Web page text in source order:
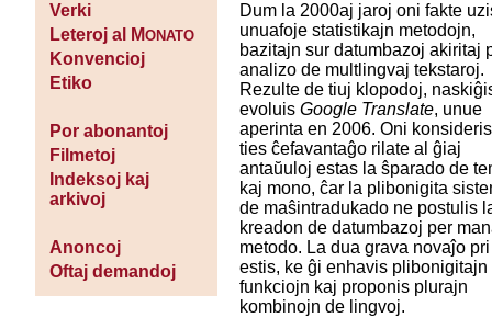
Verki
Leteroj al MONATO
Konvencioj
Etiko
Por abonantoj
Filmetoj
Indeksoj kaj
arkivoj
Anoncoj
Oftaj demandoj
Dum la 2000aj jaroj oni fakte
unuafoje statistikajn metodojn,
bazitajn sur datumbazoj akiritaj
analizo de multlingvaj tekstaroj.
Rezulte de tiuj klopodoj,
evoluisGoogle Translate, unue
aperinta en 2006. Oni
ties ĉefavantaĝo rilate al ĝiaj
antaŭuloj estas la ŝparado de
kaj mono, ĉar la plibonigita
de maŝintradukado ne postulis
kreadon de datumbazoj per
metodo. La dua grava novaĵo
estis, ke ĝi enhavis plibonigitajn
funkciojn kaj proponis plurajn
kombinojn de lingvoj.